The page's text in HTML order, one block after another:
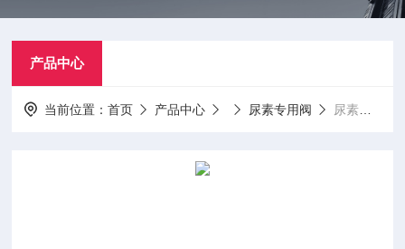
产品中心
当前位置：首页 产品中心 尿素专用阀 尿素球阀